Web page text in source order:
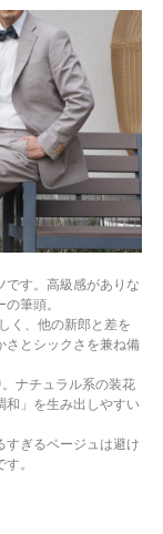
です。高級感がありな
筆頭。
く、他の新郎と差を
さとシックさを兼ね備
ナチュラル系の装花
和」を生み出しやすい
すぎるベージュは避け
。